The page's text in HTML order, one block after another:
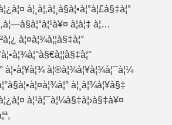
à¦¸à¦‚à¦¸à§à¦•à¦°à¦£à§‡à¦°
à¦à¦‡ à¦…
à¦¤à¦¾à¦¦à§‡à¦°
à¦•à¦¥à¦¾ à¦®à¦¾à¦¥à¦¾à¦¯à¦¼
à¦¸à¦¾à¦¥à§‡
à¦¹à¦¯à¦¼à§‡à¦›à§‡à¥¤